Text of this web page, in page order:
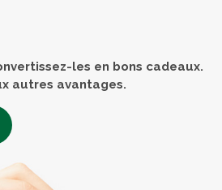
les en bons cadeaux.
autres avantages.